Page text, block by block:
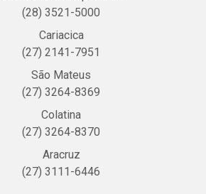
(28) 3521-5000
Cariacica
(27) 2141-7951
São Mateus
(27) 3264-8369
Colatina
(27) 3264-8370
Aracruz
(27) 3111-6446